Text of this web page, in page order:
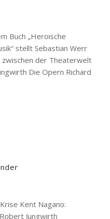
Buch „Heroische
stellt Sebastian Werr
der Theaterwelt
Die Opern Richard
Kent Nagano:
Jungwirth